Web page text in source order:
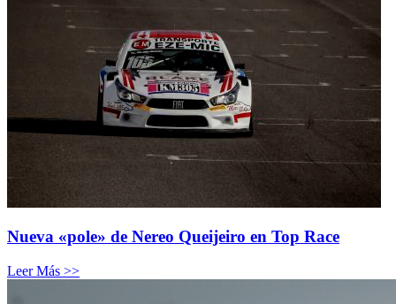
Nueva «pole» de Nereo Queijeiro en Top Race
Leer Más >>